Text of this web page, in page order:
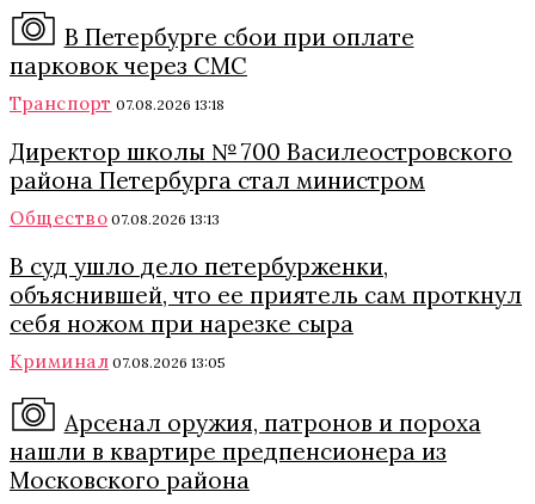
В Петербурге сбои при оплате
парковок через СМС
Транспорт 07.08.2026 13:18
Директор школы № 700 Василеостровского
района Петербурга стал министром
Общество 07.08.2026 13:13
В суд ушло дело петербурженки,
объяснившей, что ее приятель сам проткнул
себя ножом при нарезке сыра
Криминал 07.08.2026 13:05
Арсенал оружия, патронов и пороха
нашли в квартире предпенсионера из
Московского района